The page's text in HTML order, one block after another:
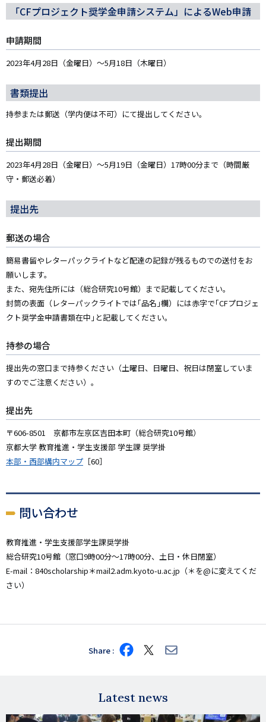
「CFプロジェクト奨学金申請システム」によるWeb申請
申請期間
2023年4月28日（金曜日）～5月18日（木曜日）
書類提出
持参または郵送（学内便は不可）にて提出してください。
提出期間
2023年4月28日（金曜日）～5月19日（金曜日）17時00分まで（時間厳
守・郵送必着）
提出先
郵送の場合
簡易書留やレターパックライトなど配達の記録が残るものでの送付をお
願いします。
また、宛先住所には（総合研究10号館）まで記載してください。
封筒の表面（レターパックライトでは｢品名｣欄）には赤字で｢CFプロジェ
クト奨学金申請書類在中｣と記載してください｡
持参の場合
提出先の窓口まで持参ください（土曜日、日曜日、祝日は閉室していま
すのでご注意ください）。
提出先
〒606-8501 京都市左京区吉田本町（総合研究10号館）
京都大学 教育推進・学生支援部 学生課 奨学掛
本部・西部構内マップ ［60］
問い合わせ
教育推進・学生支援部学生課奨学掛
総合研究10号館（窓口9時00分～17時00分、土日・休日閉室）
E-mail：840scholarship＊mail2.adm.kyoto-u.ac.jp（＊を@に変えてくだ
さい）
Share Share
on
Share
on
Share
via
Latest news